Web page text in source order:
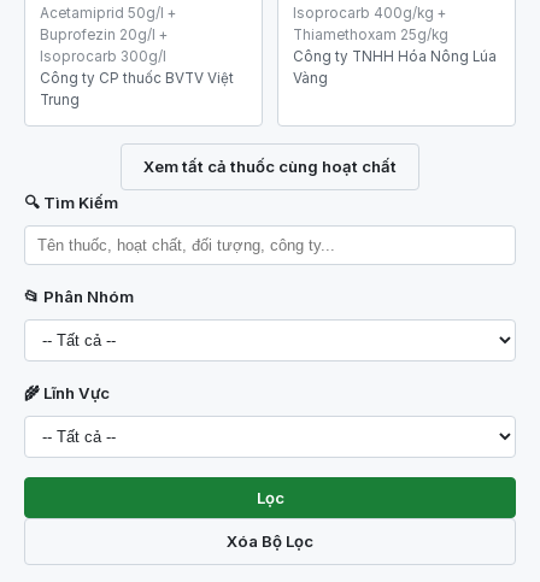
Acetamiprid 50g/l +
Buprofezin 20g/l +
Isoprocarb 300g/l
Công ty CP thuốc BVTV Việt
Trung
Isoprocarb 400g/kg +
Thiamethoxam 25g/kg
Công ty TNHH Hóa Nông Lúa
Vàng
Xem tất cả thuốc cùng hoạt chất
🔍 Tìm Kiếm
📂 Phân Nhóm
🌾 Lĩnh Vực
Lọc
Xóa Bộ Lọc